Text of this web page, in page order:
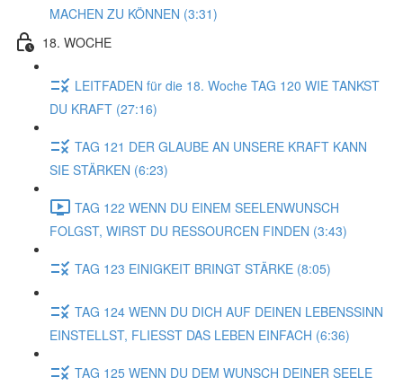
MACHEN ZU KÖNNEN (3:31)
18. WOCHE
LEITFADEN für die 18. Woche TAG 120 WIE TANKST
DU KRAFT (27:16)
TAG 121 DER GLAUBE AN UNSERE KRAFT KANN
SIE STÄRKEN (6:23)
TAG 122 WENN DU EINEM SEELENWUNSCH
FOLGST, WIRST DU RESSOURCEN FINDEN (3:43)
TAG 123 EINIGKEIT BRINGT STÄRKE (8:05)
TAG 124 WENN DU DICH AUF DEINEN LEBENSSINN
EINSTELLST, FLIESST DAS LEBEN EINFACH (6:36)
TAG 125 WENN DU DEM WUNSCH DEINER SEELE